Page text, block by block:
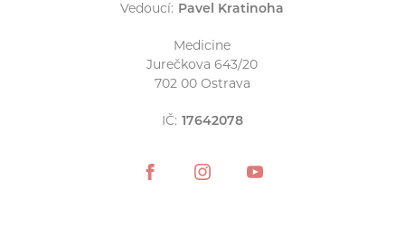
Vedoucí: Pavel Kratinoha
Medicine
Jurečkova 643/20
702 00 Ostrava
IČ: 17642078